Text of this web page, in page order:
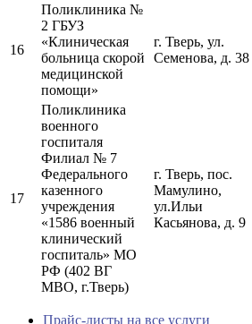
16
Поликлиника №
2 ГБУЗ
«Клиническая
больница скорой
медицинской
помощи»
г. Тверь, ул.
Семенова, д. 38
17
Поликлиника
военного
госпиталя
Филиал № 7
Федерального
казенного
учреждения
«1586 военный
клинический
госпиталь» МО
РФ (402 ВГ
МВО, г.Тверь)
г. Тверь, пос.
Мамулино,
ул.Ильи
Касьянова, д. 9
Прайс-листы на все услуги